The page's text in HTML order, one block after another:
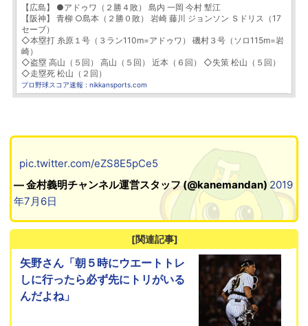
【広島】 ●アドゥワ（２勝４敗） 島内 一岡 今村 塹江
【阪神】 青柳 ○島本（２勝０敗） 岩崎 藤川 ジョンソン Ｓドリス（17
セーブ）
◇本塁打 糸原１号（３ラン110m=アドゥワ） 磯村３号（ソロ115m=岩
崎）
◇盗塁 高山（５回） 高山（５回） 近本（６回） ◇失策 松山（５回）
◇走塁死 松山（２回）
プロ野球スコア速報 : nikkansports.com
pic.twitter.com/eZS8E5pCe5
— 金村義明チャンネル運営スタッフ (@kanemandan)2019
年7月6日
[関連記事]
矢野さん「朝５時にウエートトレ
しに行ったら必ず先にトリがいる
んだよね」